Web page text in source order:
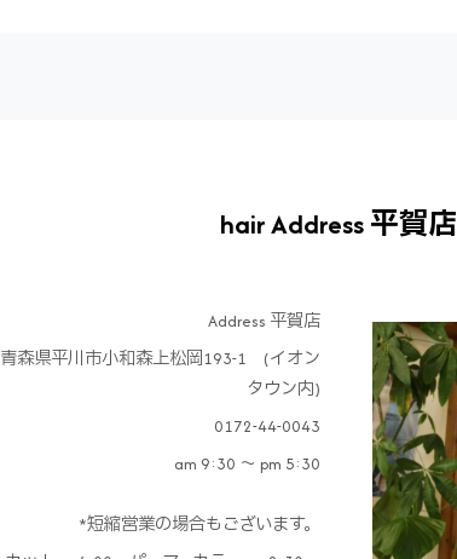
hair Address 平賀店
Address 平賀店
青森県平川市小和森上松岡193-1 (イオン
タウン内)
0172-44-0043
am 9:30 ～ pm 5:30
*短縮営業の場合もございます。